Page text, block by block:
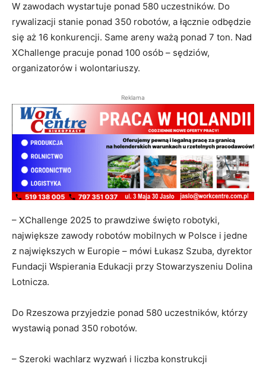
W zawodach wystartuje ponad 580 uczestników. Do
rywalizacji stanie ponad 350 robotów, a łącznie odbędzie
się aż 16 konkurencji. Same areny ważą ponad 7 ton. Nad
XChallenge pracuje ponad 100 osób – sędziów,
organizatorów i wolontariuszy.
Reklama
– XChallenge 2025 to prawdziwe święto robotyki,
największe zawody robotów mobilnych w Polsce i jedne
z największych w Europie – mówi Łukasz Szuba, dyrektor
Fundacji Wspierania Edukacji przy Stowarzyszeniu Dolina
Lotnicza.
Do Rzeszowa przyjedzie ponad 580 uczestników, którzy
wystawią ponad 350 robotów.
– Szeroki wachlarz wyzwań i liczba konstrukcji